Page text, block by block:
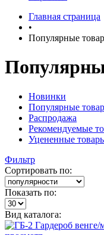
Главная страница
•
Популярные
Новинки
Популярные
Распродажа
Рекомендуемые
Уцененные
Фильтр
Сортировать по:
Показать по:
Вид каталога: